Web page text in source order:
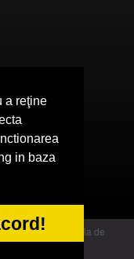
a reţine
in baza
Nationala de